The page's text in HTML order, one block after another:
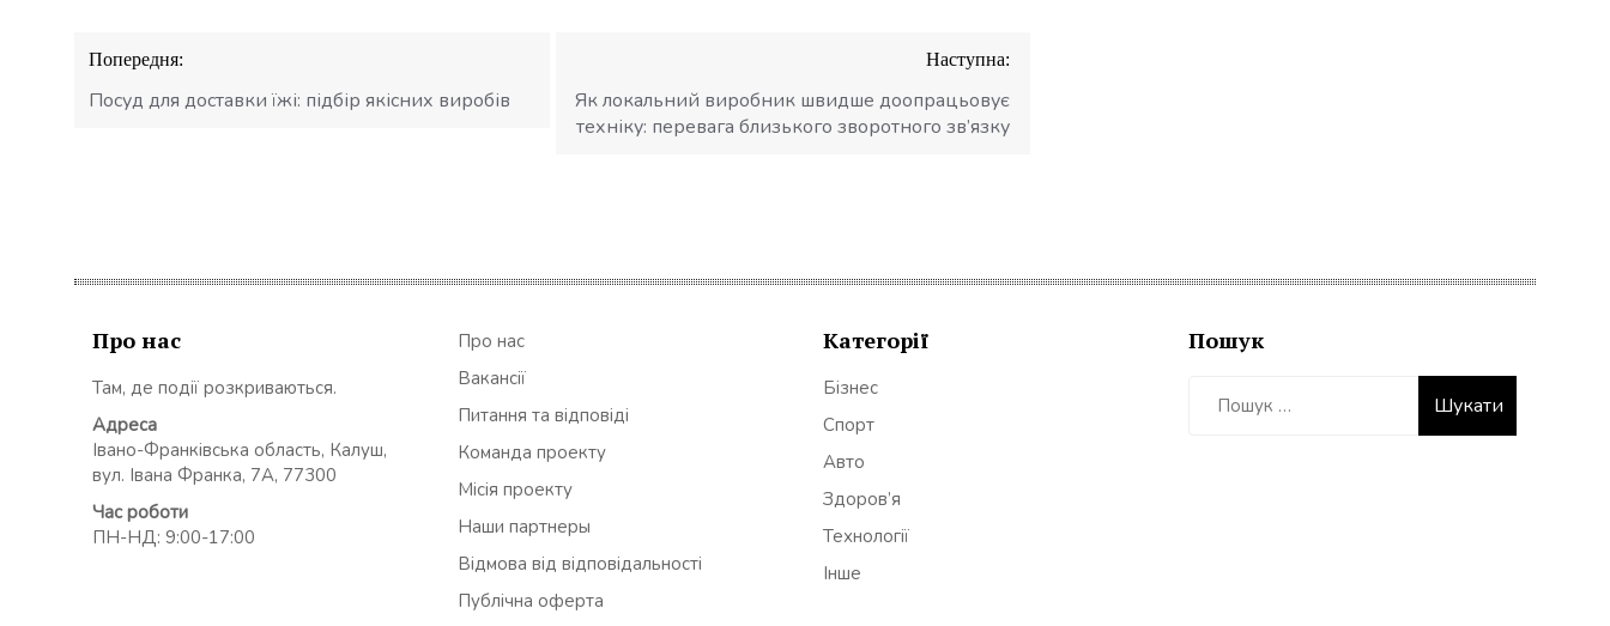
Навігація
записів
Попередня:
Посуд для доставки їжі: підбір якісних виробів
Наступна:
Як локальний виробник швидше доопрацьовує
техніку: перевага близького зворотного зв’язку
Про нас
Там, де події розкриваються.
Адреса
Івано-Франківська область, Калуш,
вул. Івана Франка, 7А, 77300
Час роботи
ПН-НД: 9:00-17:00
Про нас
Вакансії
Питання та відповіді
Команда проекту
Місія проекту
Наши партнеры
Відмова від відповідальності
Публічна оферта
Категорії
Бізнес
Спорт
Авто
Здоров’я
Технології
Інше
Пошук